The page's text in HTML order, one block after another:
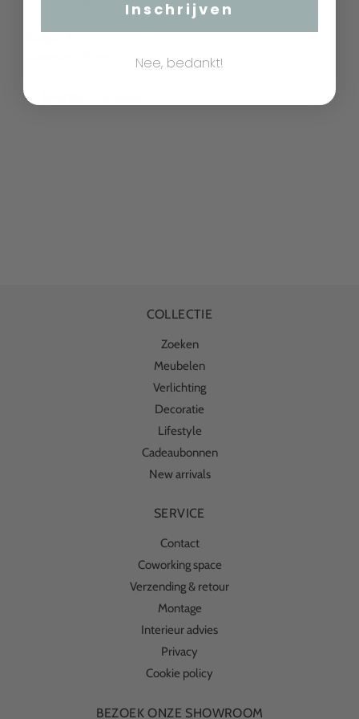
hoogte: 75 cm
COLLECTIE
Zoeken
Meubelen
Verlichting
Decoratie
Lifestyle
Cadeaubonnen
New arrivals
SERVICE
Contact
Coworking space
Verzending & retour
Montage
Interieur advies
Privacy
Cookie policy
BEZOEK ONZE SHOWROOM
Inschrijven
Nee, bedankt!